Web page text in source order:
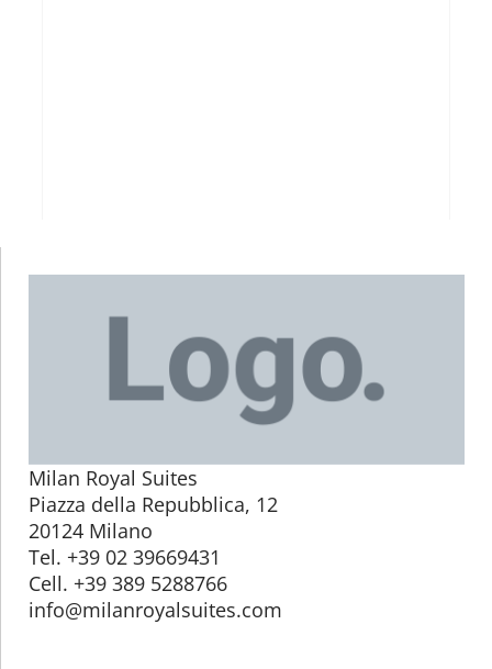
Milan Royal Suites
Piazza della Repubblica, 12
20124 Milano
Tel. +39 02 39669431
Cell. +39 389 5288766
info@milanroyalsuites.com